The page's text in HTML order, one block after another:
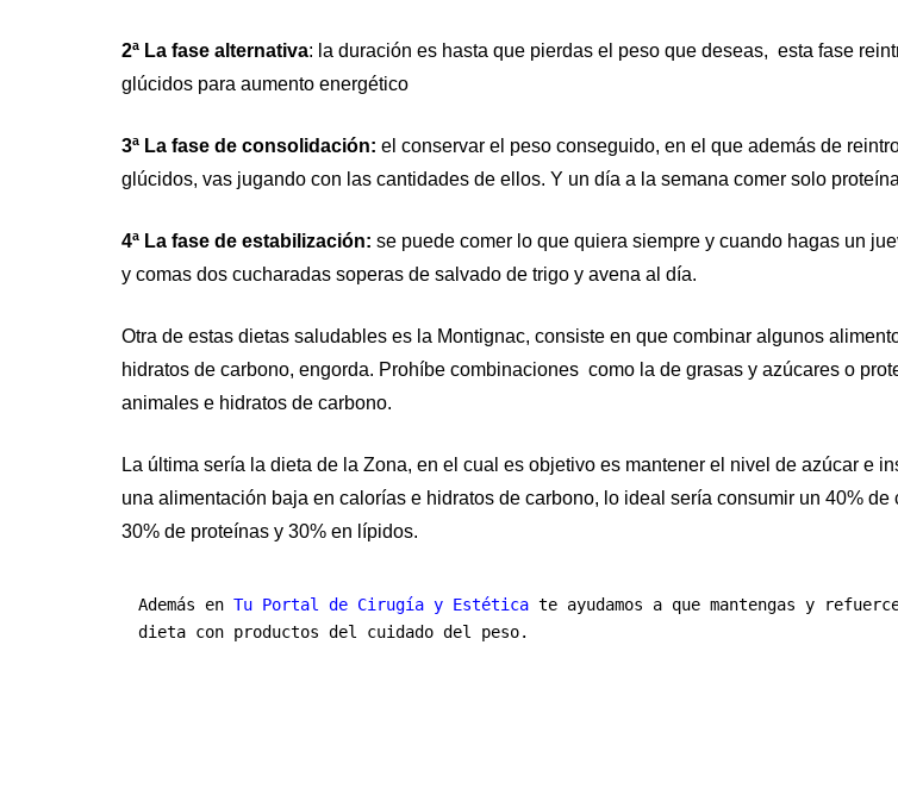
2ª La fase alternativa: la duración es hasta que pierdas el peso que deseas, esta fase
glúcidos para aumento energético
3ª La fase de consolidación: el conservar el peso conseguido, en el que además de
glúcidos, vas jugando con las cantidades de ellos. Y un día a la semana comer solo
4ª La fase de estabilización: se puede comer lo que quiera siempre y cuando hagas un
y comas dos cucharadas soperas de salvado de trigo y avena al día.
Otra de estas dietas saludables es la Montignac, consiste en que combinar algunos
hidratos de carbono, engorda. Prohíbe combinaciones como la de grasas y azúcares o
animales e hidratos de carbono.
La última sería la dieta de la Zona, en el cual es objetivo es mantener el nivel de azúcar e
una alimentación baja en calorías e hidratos de carbono, lo ideal sería consumir un 40% de
30% de proteínas y 30% en lípidos.
Además en Tu Portal de Cirugía y Estética te ayudamos a que mantengas y
dieta con productos del cuidado del peso.